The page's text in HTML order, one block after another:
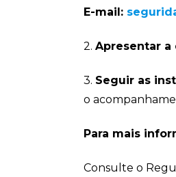
E-mail:
2. Apresentar
3. Seguir as
o
Para mais
Consulte o